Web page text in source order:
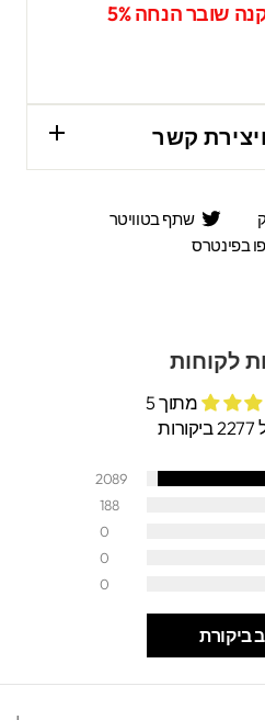
שובר הנחה 5%
קשר
שתף
בפייסבוק
שתף בטוויטר
בפינטרס
לקוחות
2089
188
0
0
0
ביקורת